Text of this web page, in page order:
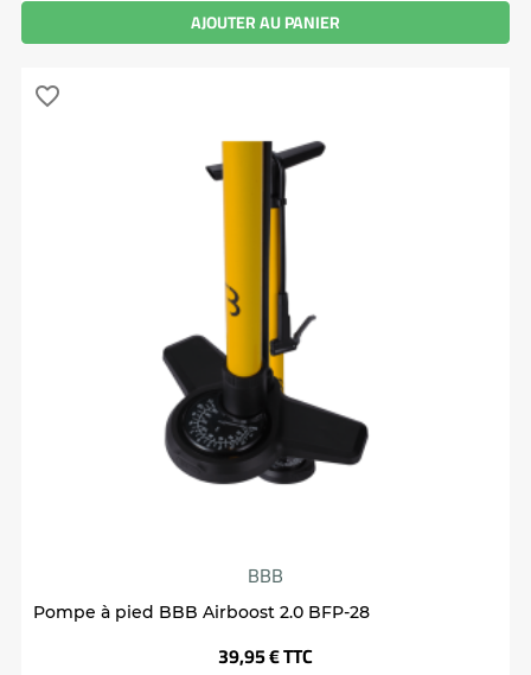
AJOUTER AU PANIER
BBB
Pompe à pied BBB Airboost 2.0 BFP-28
Prix
39,95 €TTC
favorite_border